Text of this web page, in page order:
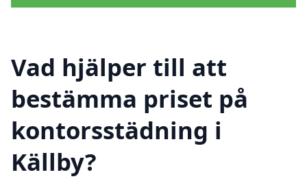
Vad hjälper till att
bestämma priset på
kontorsstädning i
Källby?